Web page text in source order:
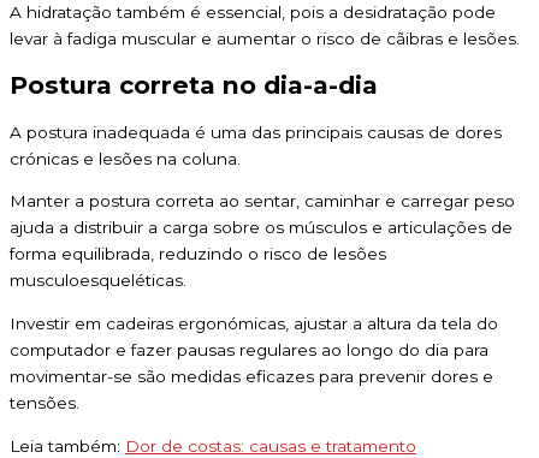
A hidratação também é essencial, pois a desidratação pode
levar à fadiga muscular e aumentar o risco de cãibras e lesões.
Postura correta no dia-a-dia
A postura inadequada é uma das principais causas de dores
crónicas e lesões na coluna.
Manter a postura correta ao sentar, caminhar e carregar peso
ajuda a distribuir a carga sobre os músculos e articulações de
forma equilibrada, reduzindo o risco de lesões
musculoesqueléticas.
Investir em cadeiras ergonómicas, ajustar a altura da tela do
computador e fazer pausas regulares ao longo do dia para
movimentar-se são medidas eficazes para prevenir dores e
tensões.
Leia também: Dor de costas: causas e tratamento